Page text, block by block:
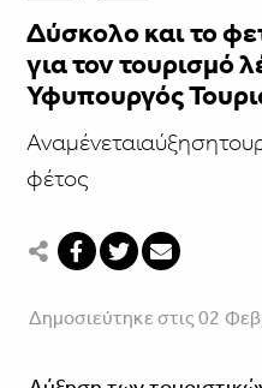
Δύσκολο και το
για τον τουρισμό
Υφυπουργός
φέτος
Δημοσιεύτηκε στις 02